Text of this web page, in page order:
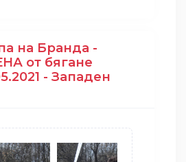
на Бранда -
от бягане
- Западен